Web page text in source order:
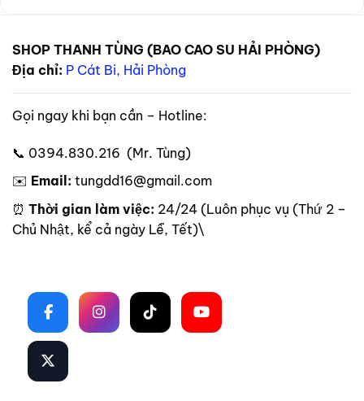
SHOP THANH TÙNG (BAO CAO SU HẢI PHÒNG)
Địa chỉ: P Cát Bi, Hải Phòng
Gọi ngay khi bạn cần – Hotline:
📞 0394.830.216 (Mr. Tùng)
✉️ Email: tungdd16@gmail.com
⏰ Thời gian làm việc: 24/24 (Luôn phục vụ (Thứ 2 –
Chủ Nhật, kể cả ngày Lễ, Tết)\